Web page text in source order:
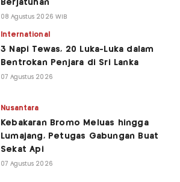
Berjatuhan
08 Agustus 2026 WIB
International
3 Napi Tewas, 20 Luka-Luka dalam
Bentrokan Penjara di Sri Lanka
07 Agustus 2026
Nusantara
Kebakaran Bromo Meluas hingga
Lumajang, Petugas Gabungan Buat
Sekat Api
07 Agustus 2026